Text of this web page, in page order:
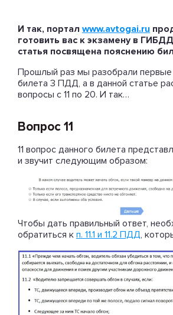
И так, портал www.avtogai.ru
готовить вас к экзамену в
статья посвящена пояснению
Прошлый раз мы разобрали первые
билета 3 ПДД, а в данной статье
вопросы с 11 по 20. И так…
Вопрос 11
11 вопрос данного билета
и звучит следующим образом:
Чтобы дать правильный ответ,
обратиться к п. 11.1 и 11.2 ПДД,